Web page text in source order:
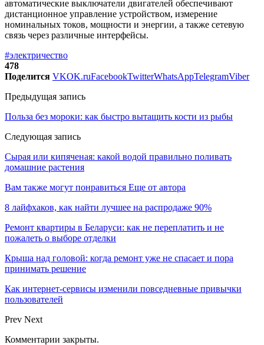
автоматические выключатели двигателей обеспечивают
дистанционное управление устройством, измерение
номинальных токов, мощности и энергии, а также сетевую
связь через различные интерфейсы.
#электричество
478
Поделится VKOK.ruFacebookTwitterWhatsAppTelegramViber
Предыдущая запись
Польза без мороки: как быстро вытащить кости из рыбы
Следующая запись
Сырая или кипяченая: какой водой правильно поливать
домашние растения
Вам также могут понравиться Еще от автора
8 лайфхаков, как найти лучшее на распродаже 90%
Ремонт квартиры в Беларуси: как не переплатить и не
пожалеть о выборе отделки
Крыша над головой: когда ремонт уже не спасает и пора
принимать решение
Как интернет-сервисы изменили повседневные привычки
пользователей
Prev Next
Комментарии закрыты.